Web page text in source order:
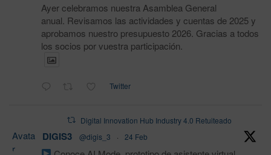
Ayer celebramos nuestra Asamblea General
anual. Revisamos las actividades y cuentas de 2025 y
aprobamos nuestro presupuesto 2026. Gracias a todos
los socios por vuestra participación.
Twitter
Digital Innovation Hub Industry 4.0 Retuiteado
Avata
r
DIGIS3 @digis_3 · 24 Feb